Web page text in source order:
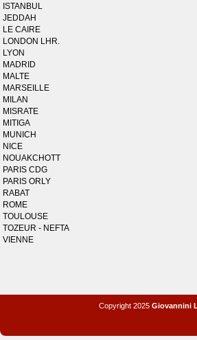
ISTANBUL
JEDDAH
LE CAIRE
LONDON LHR.
LYON
MADRID
MALTE
MARSEILLE
MILAN
MISRATE
MITIGA
MUNICH
NICE
NOUAKCHOTT
PARIS CDG
PARIS ORLY
RABAT
ROME
TOULOUSE
TOZEUR - NEFTA
VIENNE
Copyright 2025 Giovannini